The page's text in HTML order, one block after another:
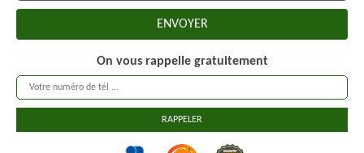
On vous rappelle gratuitement